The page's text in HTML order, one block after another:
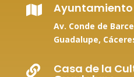

Av. Conde de
Guadalupe,
 Casa de la